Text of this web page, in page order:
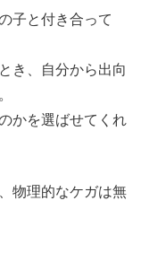
子と付き合って
き、自分から出向
かを選ばせてくれ
物理的なケガは無